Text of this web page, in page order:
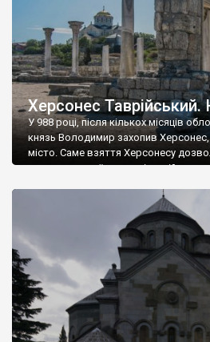
Херсонес
У 988 році, після кількох місяців
князь Володимир захопив Херсонес,
місто. Саме взяття Херсонесу
диктувати свої умови
Херсонесі Володимир-язичник,
А потім було Хрещення Русі. На